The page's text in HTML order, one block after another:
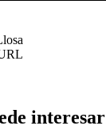
interesar